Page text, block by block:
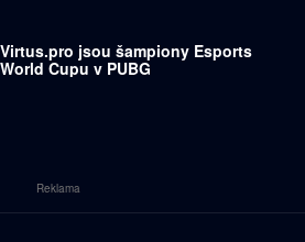
Virtus.pro jsou šampiony Esports
World Cupu v PUBG
Reklama